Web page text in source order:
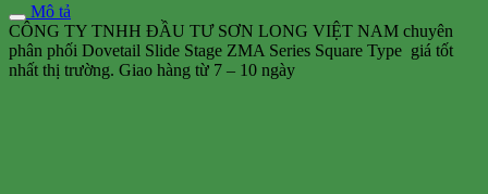
Mô tả
CÔNG TY TNHH ĐẦU TƯ SƠN LONG VIỆT NAM chuyên
phân phối Dovetail Slide Stage ZMA Series Square Type giá tốt
nhất thị trường. Giao hàng từ 7 – 10 ngày